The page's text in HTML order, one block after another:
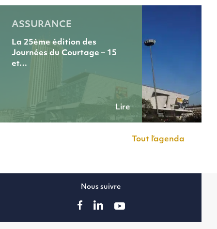
ASSURANCE
La 25ème édition des
Journées du Courtage – 15
et…
Lire
Tout l’agenda
Nous suivre